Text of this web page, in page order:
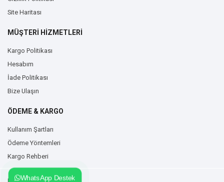
Site Haritası
MÜŞTERİ HİZMETLERİ
Kargo Politikası
Hesabım
İade Politikası
Bize Ulaşın
ÖDEME & KARGO
Kullanım Şartları
Ödeme Yöntemleri
Kargo Rehberi
WhatsApp Destek